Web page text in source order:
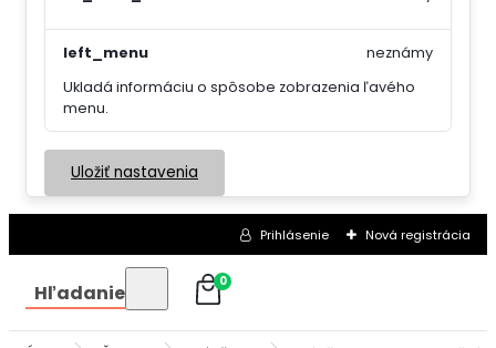
left_menu
Ukladá informáciu o spôsobe zobrazenia ľavého
menu.
neznámy
Uložiť nastavenia
Prihlásenie Nová registrácia
Hľadanie 0